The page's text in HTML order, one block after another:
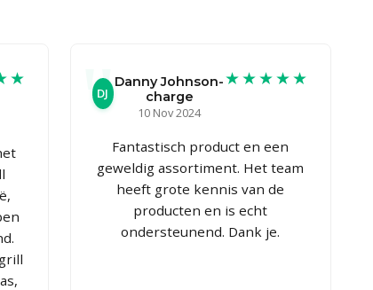
DJ
Danny Johnson-
charge
10 Nov 2024
★★★★★
Fantastisch product en een
geweldig assortiment. Het team
heeft grote kennis van de
producten en is echt
ondersteunend. Dank je.